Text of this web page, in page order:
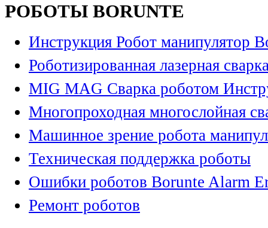
РОБОТЫ BORUNTE
Инструкция Робот манипулятор
Роботизированная лазерная
MIG MAG Сварка роботом
Многопроходная многослойная
Машинное зрение робота
Техническая поддержка роботы
Ошибки роботов Borunte Alarm
Ремонт роботов